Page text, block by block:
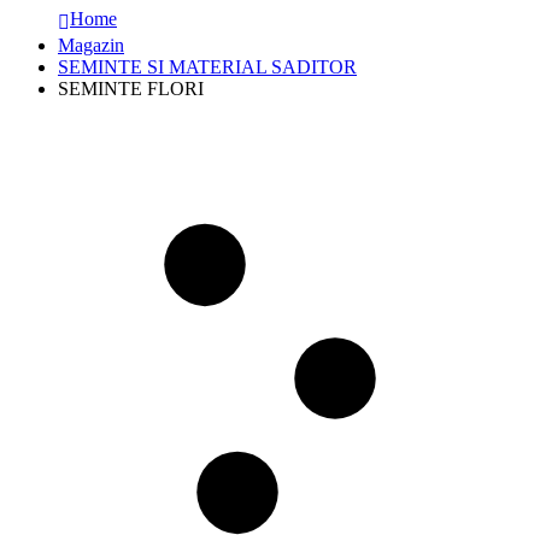
Home
Magazin
SEMINTE SI MATERIAL SADITOR
SEMINTE FLORI